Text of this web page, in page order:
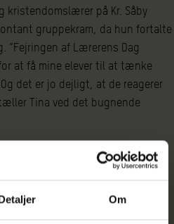
Om
kristendomslærer på Kr. Såby
gruppekram, da hun fortalte
”Fejringen af Lærerens Dag
at få mine elever til at tænke
det er jo dejligt, at de reagerer
Tina ved det bugnende
har alle politikere på
fra DLF og Oxfam Danmark.
rolle i et samfunds
sikrer lærerarbejdet